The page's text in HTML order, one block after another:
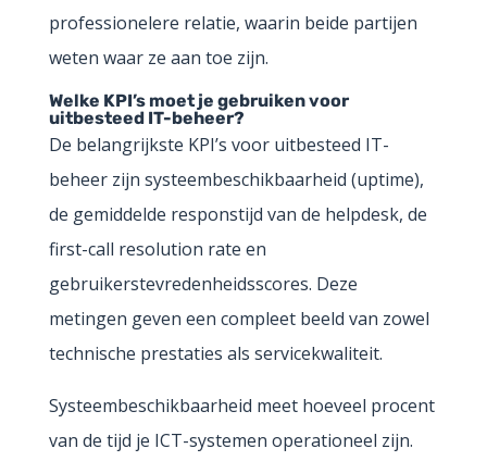
professionelere relatie, waarin beide partijen
weten waar ze aan toe zijn.
Welke KPI’s moet je gebruiken voor
uitbesteed IT-beheer?
De belangrijkste KPI’s voor uitbesteed IT-
beheer zijn systeembeschikbaarheid (uptime),
de gemiddelde responstijd van de helpdesk, de
first-call resolution rate en
gebruikerstevredenheidsscores. Deze
metingen geven een compleet beeld van zowel
technische prestaties als servicekwaliteit.
Systeembeschikbaarheid meet hoeveel procent
van de tijd je ICT-systemen operationeel zijn.